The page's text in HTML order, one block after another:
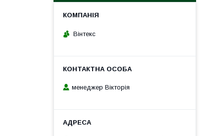
Вінтекс
менеджер Вікторія